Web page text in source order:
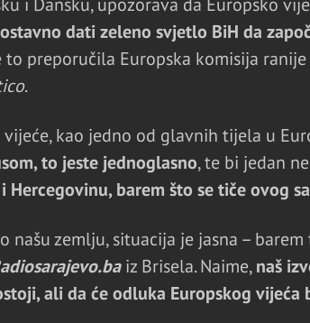
i Dansku, upozorava da Europsko
dati zeleno svjetlo BiH da
to preporučila Europska komisija ranije
.
vijeće, kao jedno od glavnih tijela u
to jeste jednoglasno, te bi jedan
Hercegovinu, barem što se tiče ovog
našu zemlju, situacija je jasna –
iz Brisela. Naime,naš
ali da će odluka Europskog